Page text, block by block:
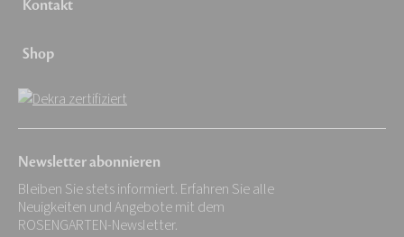
Kontakt
Shop
Newsletter abonnieren
Bleiben Sie stets informiert. Erfahren Sie alle
Neuigkeiten und Angebote mit dem
ROSENGARTEN-Newsletter.